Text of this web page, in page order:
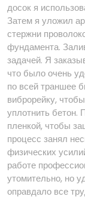
досок я
Затем я уложил
стержни
фундамента.
задачей. Я
что было очень
по всей траншее
виброрейку,
уплотнить бетон.
пленкой, чтобы
процесс занял
физических
работе
утомительно, но
оправдало все